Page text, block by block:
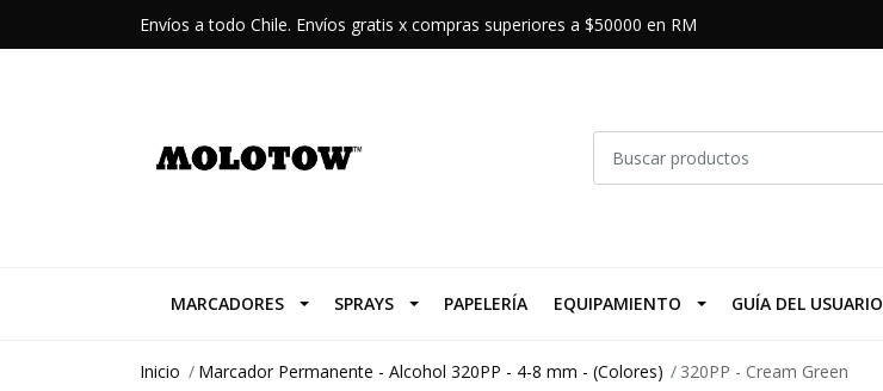
Envíos a todo Chile. Envíos gratis x compras superiores a $50000 en RM
MARCADORES SPRAYS PAPELERÍA EQUIPAMIENTO GUÍA DEL USUARIO
Inicio Marcador Permanente - Alcohol 320PP - 4-8 mm - (Colores) 320PP - Cream Green